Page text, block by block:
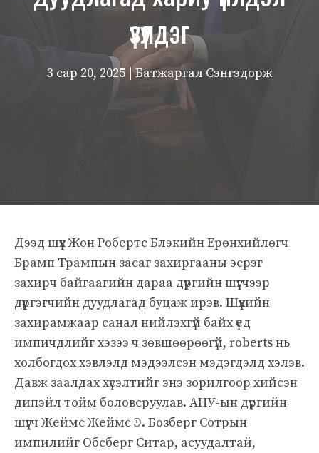
үзүүлдэг
3 сар 20, 2025 | Батжаргал Сэнгэдорж
Дээд шүүх Жон Робертс Блэкийн Ерөнхийлөгч
Брамп Трампын засаг захиргааны эсрэг
захирч байгаагийн дараа дүүргийн шүүгчээр
дүүргэгчийн дуудлагад буцаж ирэв. Шүүхийн
захирамжаар санал нийлэхгүй байх үед
импичдлийг хэзээ ч зөвшөөрөөгүй, roberts нь
холбогдох хэвлэлд мэдээлсэн мэдэгдэлд хэлэв.
Давж заалдах хүсэлтийг энэ зорилгоор хийсэн
дипэйл тойм боловсруулав. АНУ-ын дүүргийн
шүүгч Жеймс Жеймс Э. Бозберг Сотрын
импилийг Обсберг Ситар, асуудалтай,